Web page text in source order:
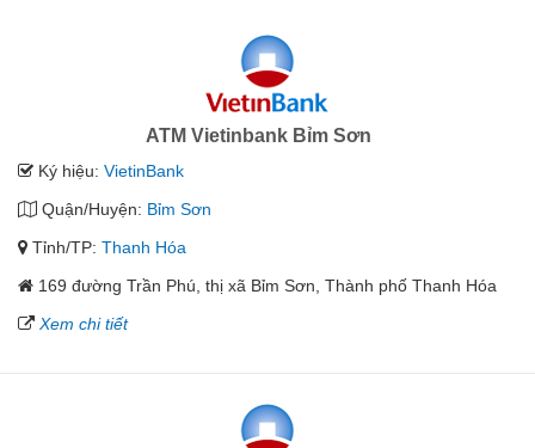
ATM Vietinbank Bỉm Sơn
Ký hiệu: VietinBank
Quận/Huyện: Bỉm Sơn
Tỉnh/TP: Thanh Hóa
169 đường Trần Phú, thị xã Bỉm Sơn, Thành phố Thanh Hóa
Xem chi tiết